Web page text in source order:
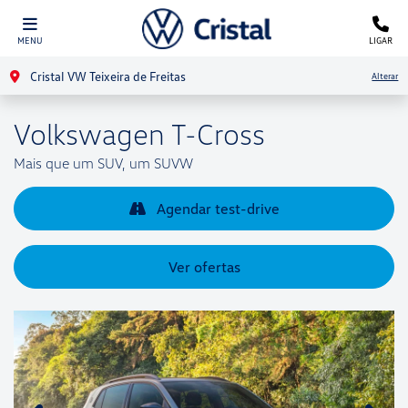
MENU LIGAR
Cristal VW Teixeira de Freitas Alterar
Volkswagen T-Cross
Mais que um SUV, um SUVW
Agendar test-drive
Ver ofertas